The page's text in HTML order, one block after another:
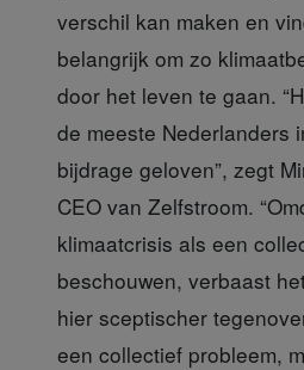
verschil kan maken en
belangrijk om zo
door het leven te gaan.
de meeste Nederlanders
bijdrage geloven”, zegt
CEO van Zelfstroom.
klimaatcrisis als een
beschouwen, verbaast
hier sceptischer
een collectief probleem,